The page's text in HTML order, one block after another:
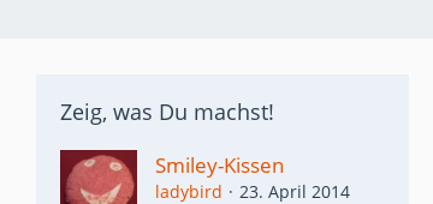
Zeig, was Du machst!
Smiley-Kissen
ladybird
23. April 2014